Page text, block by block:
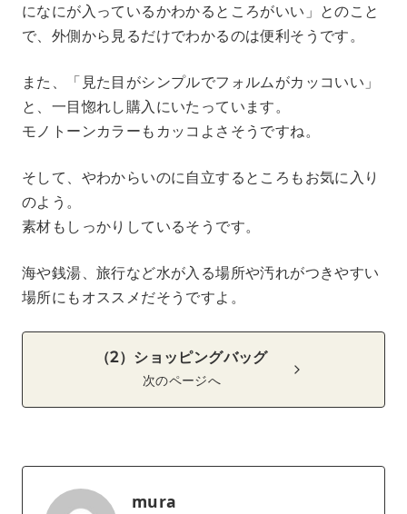
になにが入っているかわかるところがいい」とのこと
で、外側から見るだけでわかるのは便利そうです。
また、「見た目がシンプルでフォルムがカッコいい」
と、一目惚れし購入にいたっています。
モノトーンカラーもカッコよさそうですね。
そして、やわからいのに自立するところもお気に入り
のよう。
素材もしっかりしているそうです。
海や銭湯、旅行など水が入る場所や汚れがつきやすい
場所にもオススメだそうですよ。
（2）ショッピングバッグ
次のページへ
mura